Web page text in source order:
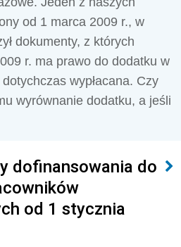
od 1 marca 2009 r., w
dokumenty, z których
r. ma prawo do dodatku w
wypłacana. Czy
wyrównanie dodatku, a jeśli
dofinansowania do
od 1 stycznia